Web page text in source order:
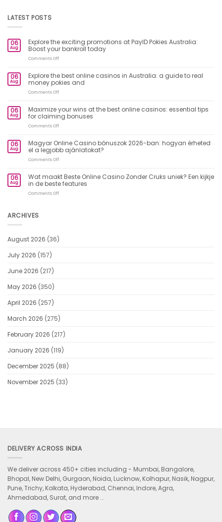
LATEST POSTS
06
Aug
Explore the exciting promotions at PayID Pokies Australia:
Boost your bankroll today
Comments Offon
exciting
promotions
at
Australia:
Boost
06
Aug
Explore the best online casinos in Australia: a guide to real
money pokies and
Comments Offon
best
online
casinos
a
guide
pokies
and
06
Aug
Maximize your wins at the best online casinos: essential tips
for claiming bonuses
Comments Offon
wins
at
the
casinos:
essential
06
Aug
Magyar Online Casino bónuszok 2026-ban: hogyan érheted
el a legjobb ajánlatokat?
Comments Offon
Casino
bónuszok
2026-
ajánlatokat?
06
Aug
Wat maakt Beste Online Casino Zonder Cruks uniek? Een kijkje
in de beste features
Comments Offon
Cruks
ARCHIVES
August 2026 (36)
July 2026 (157)
June 2026 (217)
May 2026 (350)
April 2026 (257)
March 2026 (275)
February 2026 (217)
January 2026 (119)
December 2025 (88)
November 2025 (33)
DELIVERY ACROSS INDIA
We deliver across 450+ cities including - Mumbai, Bangalore,
Bhopal, New Delhi, Gurgaon, Noida, Lucknow, Kolhapur, Nasik, Nagpur,
Pune, Trichy, Kolkata, Hyderabad, Chennai, Indore, Agra,
Ahmedabad, Surat, and more ...